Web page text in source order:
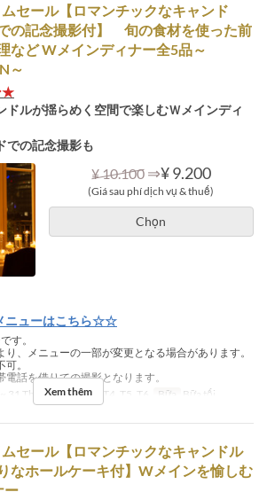
セール【ロマンチックなキャンド
の記念撮影付】 旬の食材を使った前
など Wメインディナー全5品～
～
★
ドルが揺らめく空間で楽しむＷメインディ
での記念撮影も
¥ 10.100 ⇒¥ 9.200
(Giá sau phí dịch vụ & thuế)
Chọn
ューはこちら☆☆
す。
、メニューの一部が変更となる場合があります。
。
話を借りての撮影となります。
31 Thg 7 Ngày T3, T4, T5, T6 Bữa Bữa tối
Xem thêm
セール【ロマンチックなキャンドル
なホールケーキ付】Wメインを愉しむ